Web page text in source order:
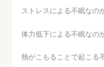
ストレスによる不眠なのか
体力低下による不眠なのか
熱がこもることで起こる